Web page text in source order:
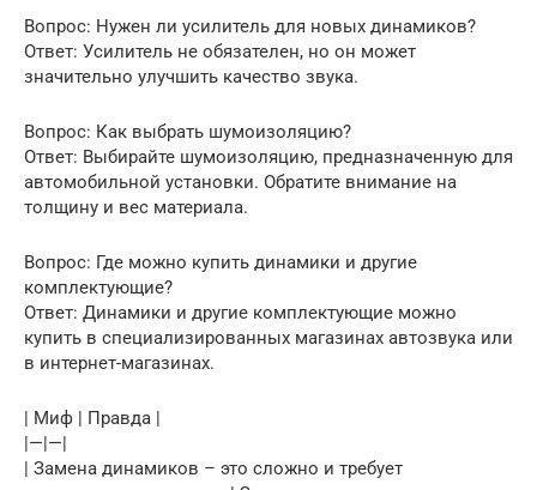
Вопрос: Нужен ли усилитель для новых динамиков?
Ответ: Усилитель не обязателен, но он может
значительно улучшить качество звука.
Вопрос: Как выбрать шумоизоляцию?
Ответ: Выбирайте шумоизоляцию, предназначенную для
автомобильной установки. Обратите внимание на
толщину и вес материала.
Вопрос: Где можно купить динамики и другие
комплектующие?
Ответ: Динамики и другие комплектующие можно
купить в специализированных магазинах автозвука или
в интернет-магазинах.
| Миф | Правда |
|—|—|
| Замена динамиков – это сложно и требует